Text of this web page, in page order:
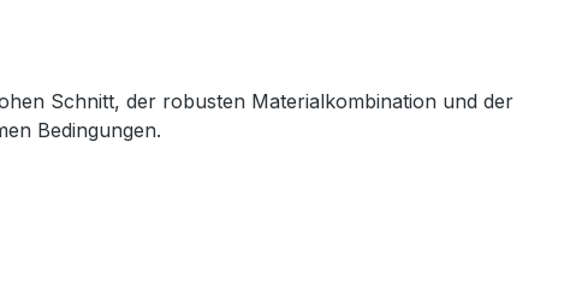
Schnitt, der robusten Materialkombination und der
Bedingungen.